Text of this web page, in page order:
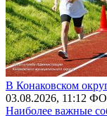
В Конаковском
03.08.2026, 11:12
Наиболее важные